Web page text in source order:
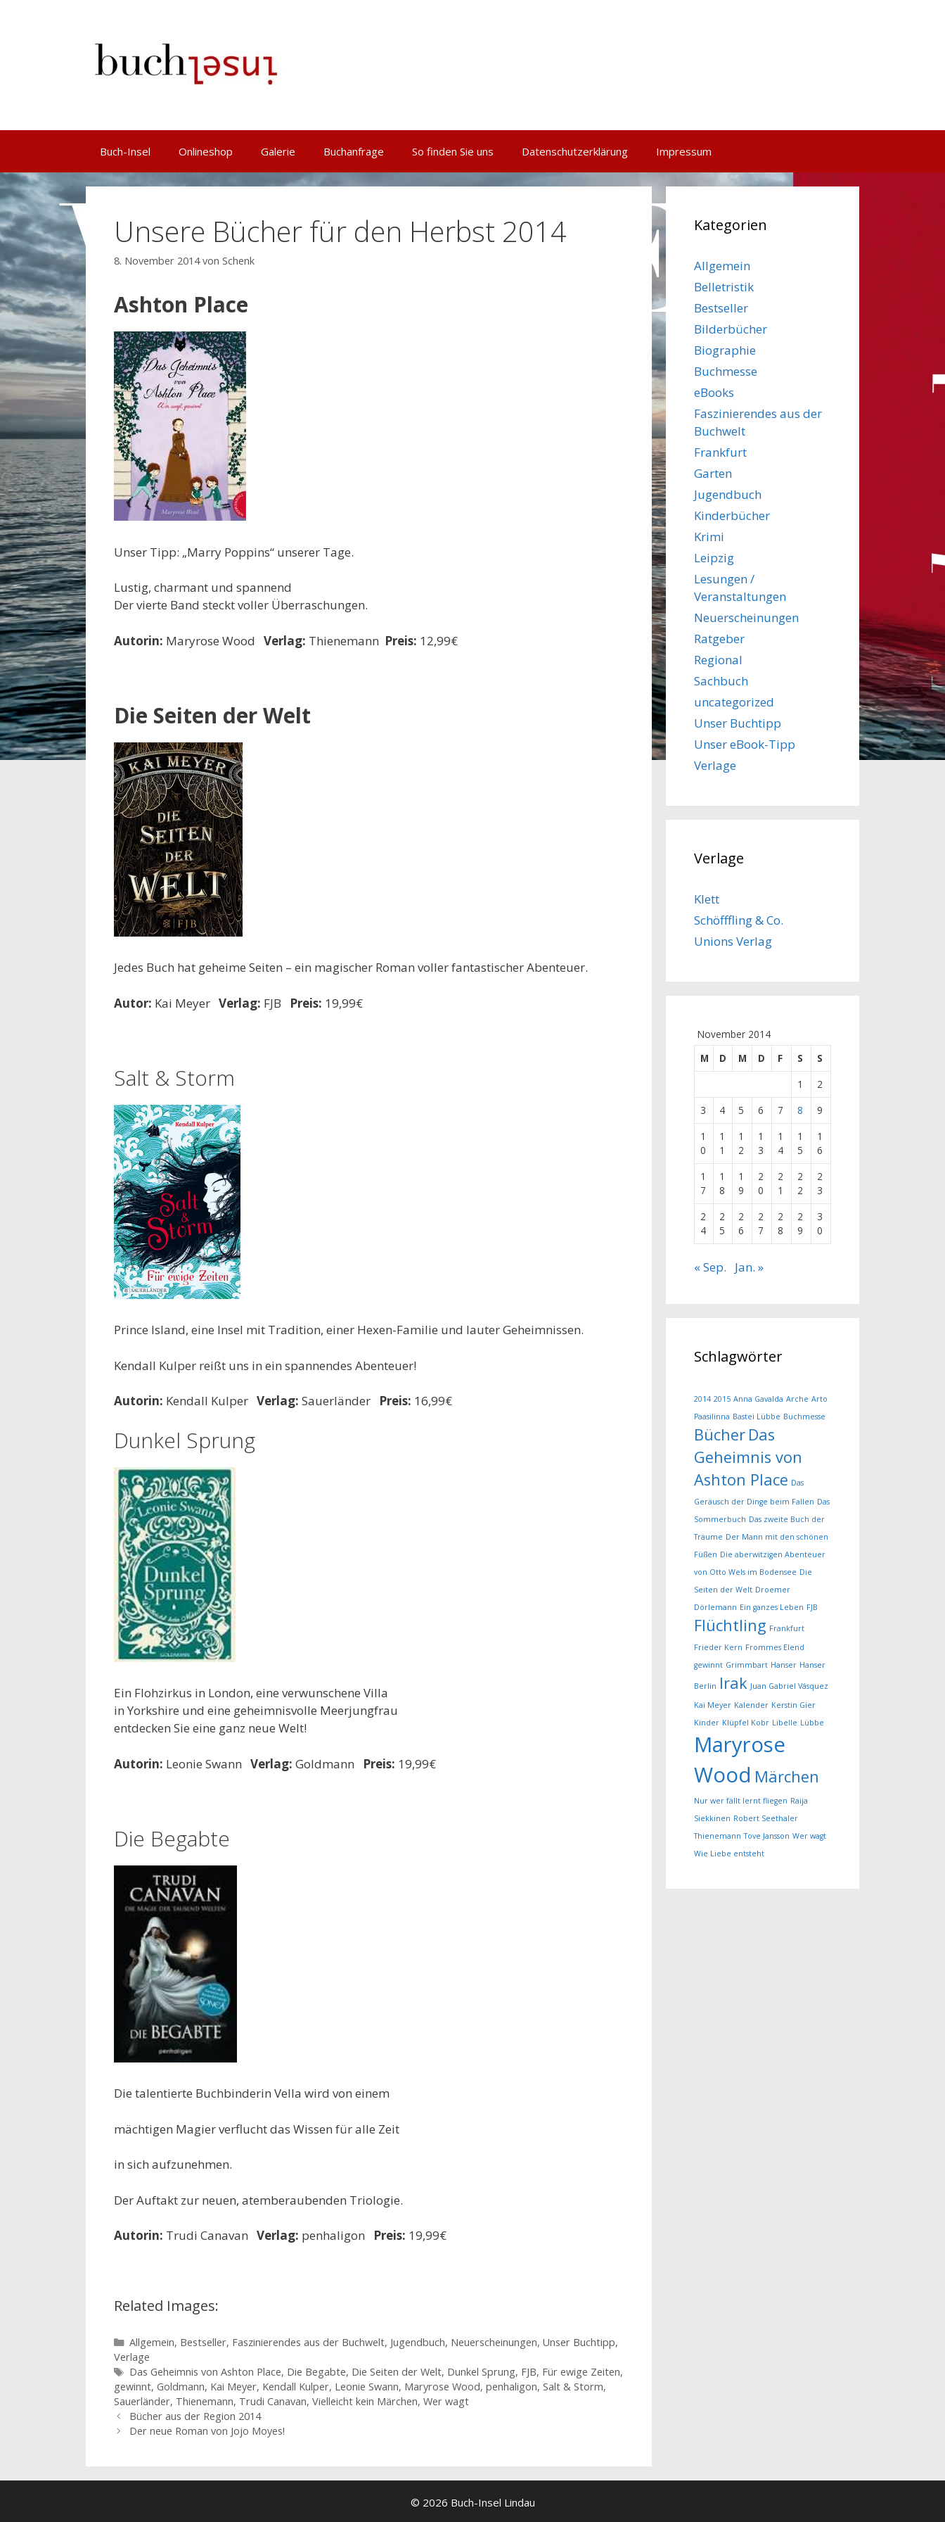
Buch-Insel Onlineshop Galerie Buchanfrage So finden Sie uns Datenschutzerklärung Impressum
Unsere Bücher für den Herbst 2014
8. November 2014 von Schenk
Ashton Place
Unser Tipp: „Marry Poppins“ unserer Tage.
Lustig, charmant und spannend
Der vierte Band steckt voller Überraschungen.
Autorin: Maryrose Wood Verlag: Thienemann Preis: 12,99€
Die Seiten der Welt
Jedes Buch hat geheime Seiten – ein magischer Roman voller fantastischer Abenteuer.
Autor: Kai Meyer Verlag: FJB Preis: 19,99€
Salt & Storm
Prince Island, eine Insel mit Tradition, einer Hexen-Familie und lauter Geheimnissen.
Kendall Kulper reißt uns in ein spannendes Abenteuer!
Autorin: Kendall Kulper Verlag: Sauerländer Preis: 16,99€
Dunkel Sprung
Ein Flohzirkus in London, eine verwunschene Villa
in Yorkshire und eine geheimnisvolle Meerjungfrau
entdecken Sie eine ganz neue Welt!
Autorin: Leonie Swann Verlag: Goldmann Preis: 19,99€
Die Begabte
Die talentierte Buchbinderin Vella wird von einem
mächtigen Magier verflucht das Wissen für alle Zeit
in sich aufzunehmen.
Der Auftakt zur neuen, atemberaubenden Triologie.
Autorin: Trudi Canavan Verlag: penhaligon Preis: 19,99€
Related Images:
Kategorien
Allgemein, Bestseller, Faszinierendes aus der Buchwelt, Jugendbuch, Neuerscheinungen, Unser Buchtipp,
Verlage
Schlagwörter
Das Geheimnis von Ashton Place, Die Begabte, Die Seiten der Welt, Dunkel Sprung, FJB, Für ewige Zeiten,
gewinnt, Goldmann, Kai Meyer, Kendall Kulper, Leonie Swann, Maryrose Wood, penhaligon, Salt & Storm,
Sauerländer, Thienemann, Trudi Canavan, Vielleicht kein Märchen, Wer wagt
Beitrags-
Navigation
Bücher aus der Region 2014
Der neue Roman von Jojo Moyes!
Kategorien
Allgemein
Belletristik
Bestseller
Bilderbücher
Biographie
Buchmesse
eBooks
Faszinierendes aus der
Buchwelt
Frankfurt
Garten
Jugendbuch
Kinderbücher
Krimi
Leipzig
Lesungen /
Veranstaltungen
Neuerscheinungen
Ratgeber
Regional
Sachbuch
uncategorized
Unser Buchtipp
Unser eBook-Tipp
Verlage
Verlage
Klett
Schöfffling & Co.
Unions Verlag
November 2014
M
D M D F S
S
1
2
3
4 5 6 7 8
9
1
0
1
1
1
2
1
3
1
4
1
5
1
6
1
7
1
8
1
9
2
0
2
1
2
2
2
3
2
4
2
5
2
6
2
7
2
8
2
9
3
0
« Sep. Jan. »
Schlagwörter
2014 2015 Anna Gavalda Arche Arto
Paasilinna Bastei Lübbe Buchmesse
Bücher Das
Geheimnis von
Ashton Place Das
Geräusch der Dinge beim Fallen Das
Sommerbuch Das zweite Buch der
Träume Der Mann mit den schönen
Füßen Die aberwitzigen Abenteuer
von Otto Wels im Bodensee Die
Seiten der Welt Droemer
Dörlemann Ein ganzes Leben FJB
Flüchtling Frankfurt
Frieder Kern Frommes Elend
gewinnt Grimmbart Hanser Hanser
Berlin Irak Juan Gabriel Vásquez
Kai Meyer Kalender Kerstin Gier
Kinder Klüpfel Kobr Libelle Lübbe
Maryrose
Wood Märchen
Nur wer fällt lernt fliegen Raija
Siekkinen Robert Seethaler
Thienemann Tove Jansson Wer wagt
Wie Liebe entsteht
© 2026 Buch-Insel Lindau